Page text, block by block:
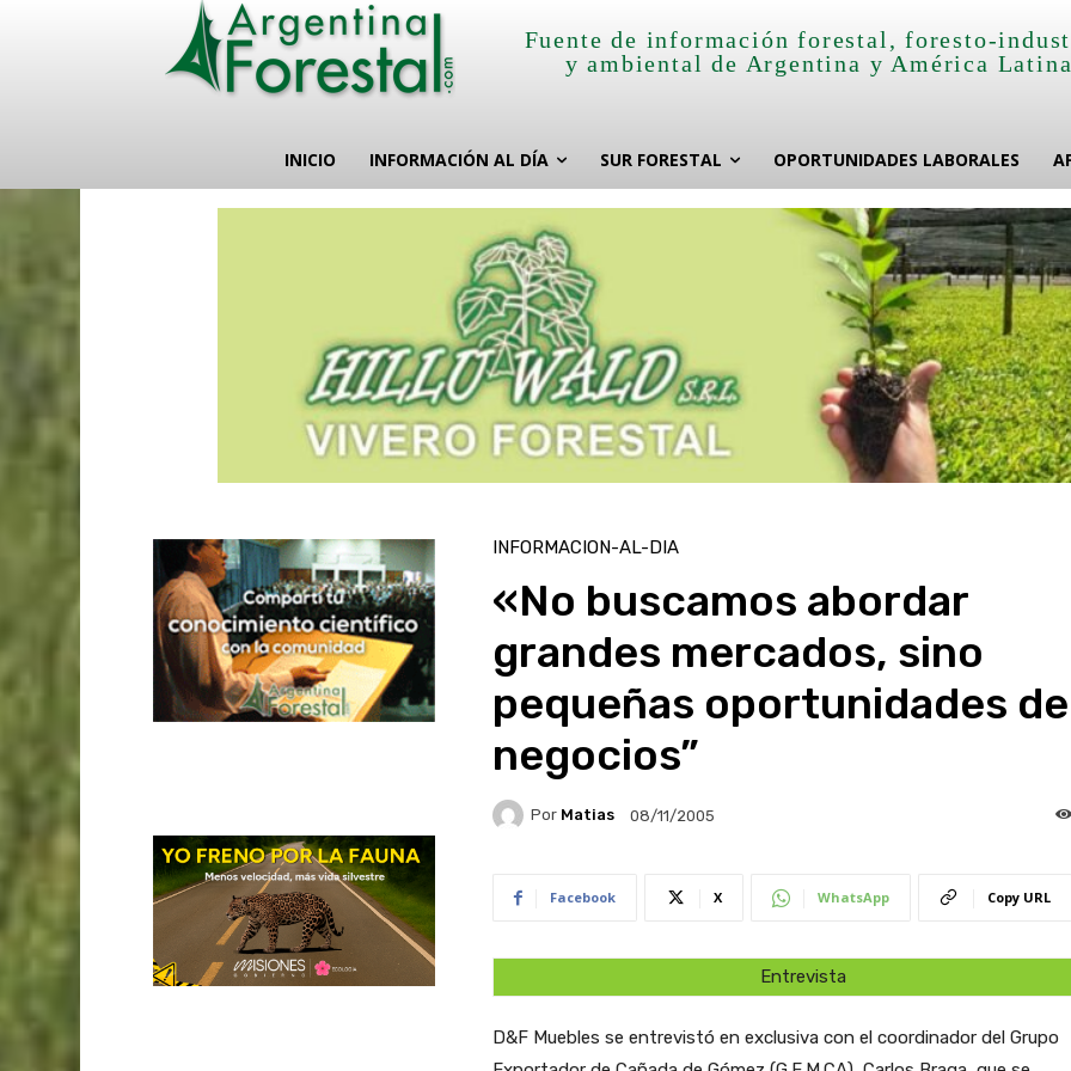
Fuente de información forestal, foresto-
y ambiental de Argentina y América
INICIO INFORMACIÓN AL DÍA SUR FORESTAL OPORTUNIDADES LABORALES
INFORMACION-AL-DIA
«No buscamos abordar
grandes mercados, sino
pequeñas oportunidades de
negocios”
Por Matias 08/11/2005
Facebook X WhatsApp Copy URL
Entrevista
D&F Muebles se entrevistó en exclusiva con el coordinador del Grupo